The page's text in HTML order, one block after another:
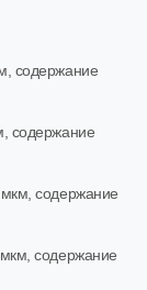
содержание
содержание
содержание
содержание